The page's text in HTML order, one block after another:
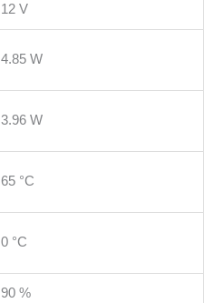
12 V
4.85 W
3.96 W
65 °C
0 °C
90 %